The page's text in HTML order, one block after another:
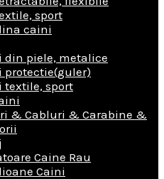
sport
caini
din piele, metalice
protectie(guler)
textile, sport
& Cabluri & Carabine &
Caine Rau
Caini